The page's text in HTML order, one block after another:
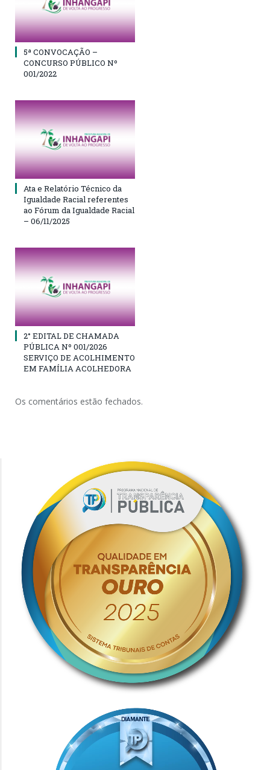
5ª CONVOCAÇÃO –
CONCURSO PÚBLICO Nº
001/2022
Ata e Relatório Técnico da
Igualdade Racial referentes
ao Fórum da Igualdade Racial
– 06/11/2025
2° EDITAL DE CHAMADA
PÚBLICA Nº 001/2026
SERVIÇO DE ACOLHIMENTO
EM FAMÍLIA ACOLHEDORA
Os comentários estão fechados.